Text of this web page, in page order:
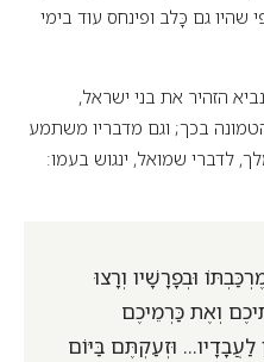
שהיו גם כָּלב ופינחס עוד בימי
הזהיר את בני ישראל,
בכך; וגם מדבריו משתמע
לדברי שמואל, ינגוש בעמו:
וּבְפָרָשָׁיו וְרָצוּ
וְאֶת כַּרְמֵיכֶם
לַעֲבָדָיו... וּזְעַקְתֶּם בַּיּוֹם